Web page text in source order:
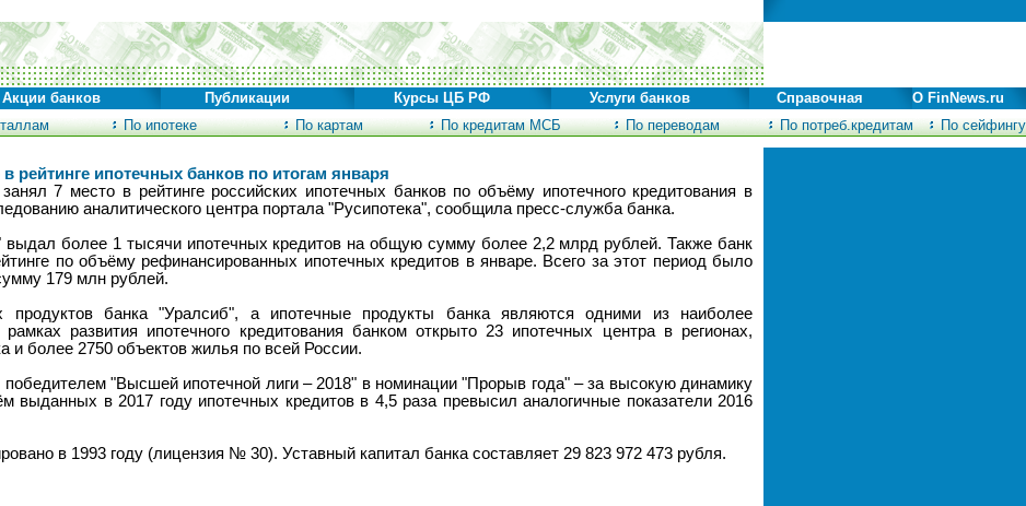
По ипотеке По картам По кредитам МСБ По переводам По потреб.кредитам По сейфингу
Акции банков Публикации Курсы ЦБ РФ Услуги банков Справочная О FinNews.ru
рейтинге ипотечных банков по итогам января
7 место в рейтинге российских ипотечных банков по объёму ипотечного кредитования в
аналитического центра портала "Русипотека", сообщила пресс-служба банка.
выдал более 1 тысячи ипотечных кредитов на общую сумму более 2,2 млрд рублей. Также банк
по объёму рефинансированных ипотечных кредитов в январе. Всего за этот период было
179 млн рублей.
банка "Уралсиб", а ипотечные продукты банка являются одними из наиболее
развития ипотечного кредитования банком открыто 23 ипотечных центра в регионах,
и более 2750 объектов жилья по всей России.
"Высшей ипотечной лиги – 2018" в номинации "Прорыв года" – за высокую динамику
выданных в 2017 году ипотечных кредитов в 4,5 раза превысил аналогичные показатели 2016
в 1993 году (лицензия № 30). Уставный капитал банка составляет 29 823 972 473 рубля.